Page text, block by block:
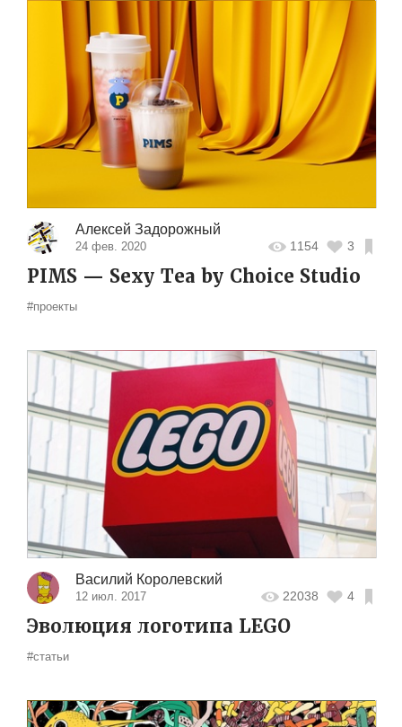
Алексей Задорожный
24 фев. 2020 1154 3
PIMS — Sexy Tea by Choice Studio
#проекты
Василий Королевский
12 июл. 2017 22038 4
Эволюция логотипа LEGO
#статьи